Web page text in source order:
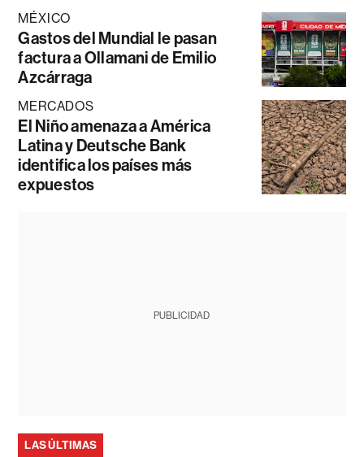
MÉXICO
Gastos del Mundial le pasan
factura a Ollamani de Emilio
Azcárraga
MERCADOS
El Niño amenaza a América
Latina y Deutsche Bank
identifica los países más
expuestos
PUBLICIDAD
LAS ÚLTIMAS